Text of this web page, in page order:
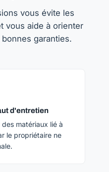
vous évite les
vous aide à orienter
garanties.
d'entretien
matériaux lié à
le propriétaire ne